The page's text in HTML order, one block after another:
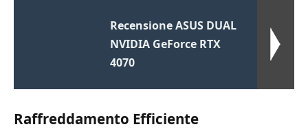
Recensione ASUS DUAL
NVIDIA GeForce RTX
4070
Raffreddamento Efficiente